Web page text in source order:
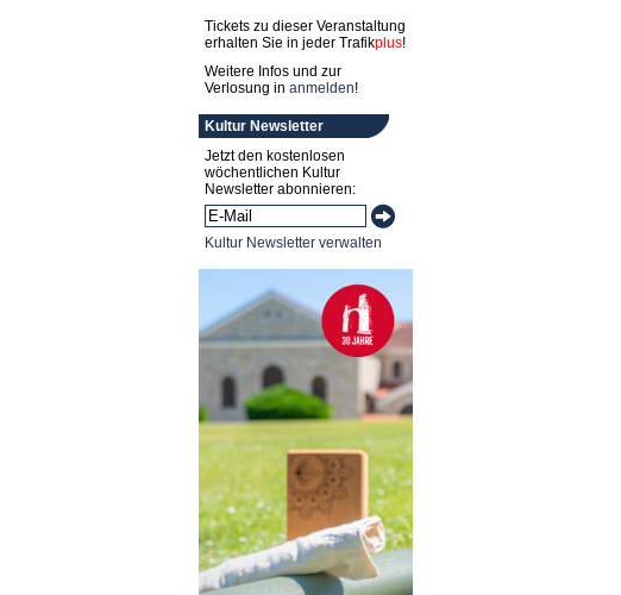
Tickets zu dieser Veranstaltung
erhalten Sie in jeder Trafikplus!
Weitere Infos und zur
Verlosung in anmelden!
Kultur Newsletter
Jetzt den kostenlosen
wöchentlichen Kultur
Newsletter abonnieren:
Kultur Newsletter verwalten